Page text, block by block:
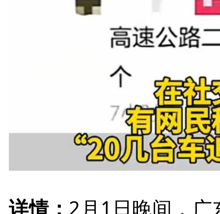
详情： 2月1日晚间，